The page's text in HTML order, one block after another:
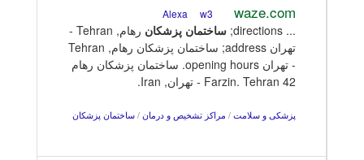
waze.com
w3
... directions; ساختمان پزشکان
رهام, Tehran -
تهران address; ساختمان پزشکان رهام, Tehran
- تهران opening hours. ساختمان پزشکان رهام
42 Farzin. Tehran - تهران, Iran.
پزشکی و سلامت / مراکز تشخیص و درمان / ساختمان پزشکان